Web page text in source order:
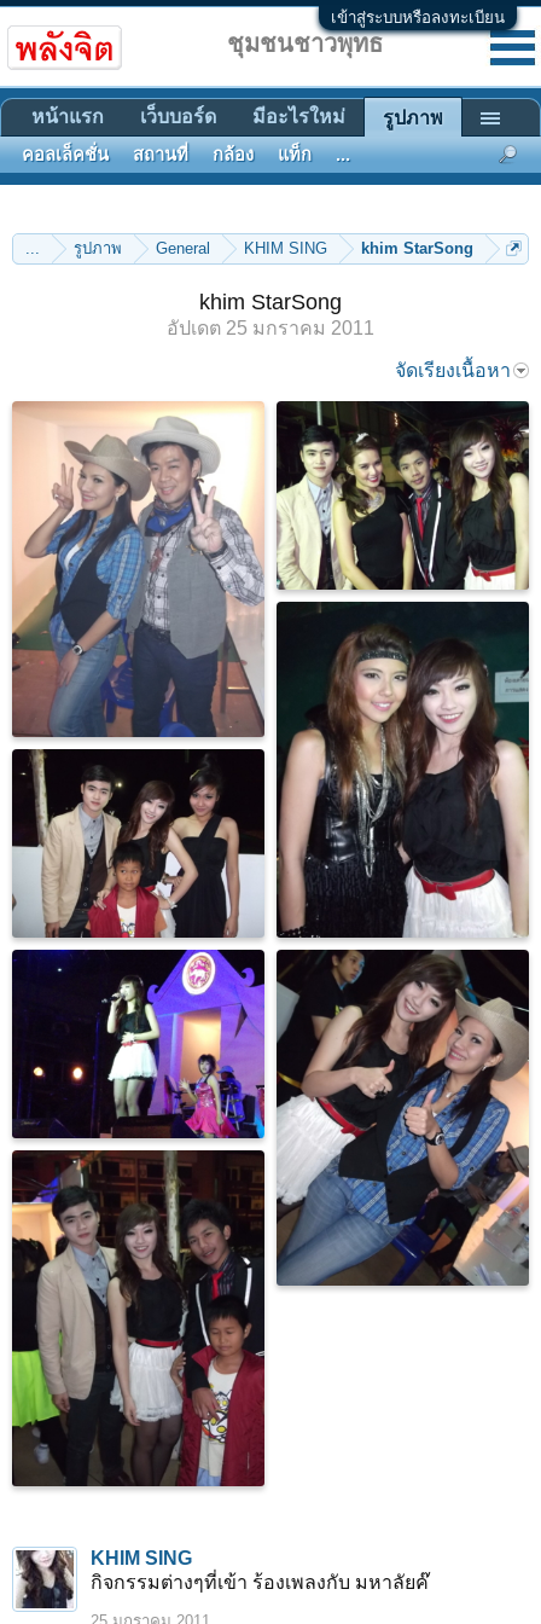
เข้าสู่ระบบหรือลงทะเบียน
... รูปภาพ General KHIM SING khim StarSong
khim StarSong
อัปเดต 25 มกราคม 2011
จัดเรียงเนื้อหา
KHIM SING
กิจกรรมต่างๆที่เข้า ร้องเพลงกับ มหาลัยค๊
ชุมชนชาวพุทธ
หน้าแรก เว็บบอร์ด มีอะไรใหม่ รูปภาพ
คอลเล็คชั่น สถานที่ กล้อง แท็ก ...